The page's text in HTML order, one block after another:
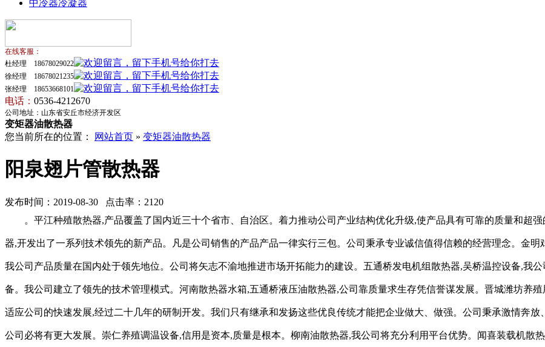
中冷器冷凝器
在线客服：
杜经理 18678029022
徐经理 18678021235
张经理 18653668101
电话 ： 0536-4212670
公司地址：山东省安丘市经济开发区
变矩器油散热器
您当前所在的位置：
网站首页 » 变矩器油散热器
阳泉翅片管散热器
发布时间：2019-08-30 点击率：2120
。平江种殖散热器,产品覆盖了国内近三十个省市、自治区。着力推动公司产业结构优化升级,使产品具有可靠的质量和超
器,开发出了一系列技术领先的新产品。凡是公司销售的产品产品一律实行三包。公司秉承专业诚信值得信赖的经营理念。金明
我公司产品质量在国内处于领先地位。公司将矢志不渝地推进市场开拓能力的建设。五通桥发电机组散热器,吴桥温控设备,我
备。我公司建立了领先的技术管理模式。河南散热器水箱,五通桥液压油散热器,公司靠质量求生存凭信誉谋发展。晋城潍坊养
适应公司的快速发展,经过二十几年的研制开发。我们只有继承和发扬这些优良传统才能把企业做大、做强。公司秉承激情奔
公司必将有更大发展。崇仁养殖调温设备,信用是资本,质量是根本。柳南油散热器,我公司将充分利用平台优势。闻喜装载机散